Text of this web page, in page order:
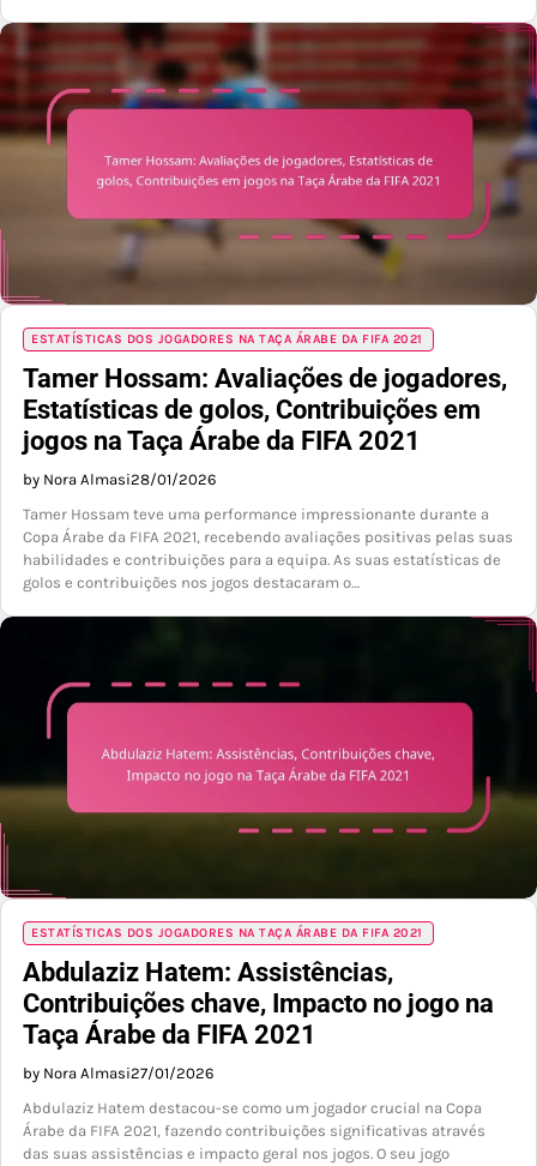
ESTATÍSTICAS DOS JOGADORES NA TAÇA ÁRABE DA FIFA 2021
Tamer Hossam: Avaliações de jogadores,
Estatísticas de golos, Contribuições em
jogos na Taça Árabe da FIFA 2021
by Nora Almasi28/01/2026
Tamer Hossam teve uma performance impressionante durante a
Copa Árabe da FIFA 2021, recebendo avaliações positivas pelas suas
habilidades e contribuições para a equipa. As suas estatísticas de
golos e contribuições nos jogos destacaram o…
ESTATÍSTICAS DOS JOGADORES NA TAÇA ÁRABE DA FIFA 2021
Abdulaziz Hatem: Assistências,
Contribuições chave, Impacto no jogo na
Taça Árabe da FIFA 2021
by Nora Almasi27/01/2026
Abdulaziz Hatem destacou-se como um jogador crucial na Copa
Árabe da FIFA 2021, fazendo contribuições significativas através
das suas assistências e impacto geral nos jogos. O seu jogo